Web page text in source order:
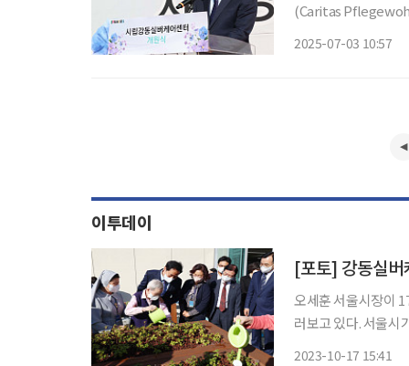
(Caritas
2025-07-03 10:57
이투데이
[포토] 강동실버
오세훈 서울시장이
러보고 있다. 서울시
2023-10-17 15:41